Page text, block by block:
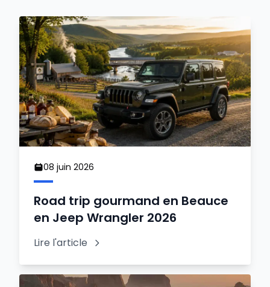
08 juin 2026
Road trip gourmand en Beauce
en Jeep Wrangler 2026
Lire l'article